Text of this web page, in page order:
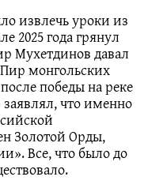
извлечь уроки из
2025 года грянул
Мухетдинов давал
монгольских
победы на реке
что именно
Золотой Орды,
Все, что было до